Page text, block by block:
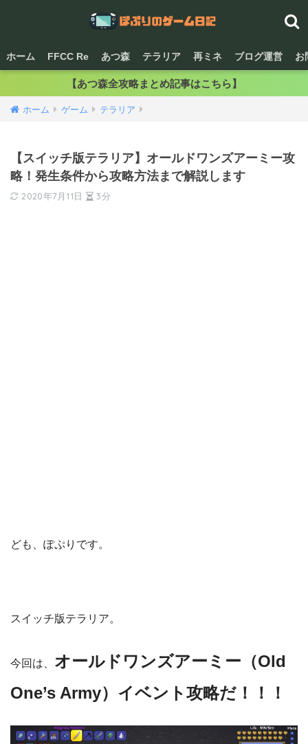
ホーム FFCC Re あつ森 テラリア 再ミネ ブログ運営 お
【あつ森全攻略まとめ記事はこちら】
ホーム ゲーム テラリア
【スイッチ版テラリア】オールドワンズアーミー攻
略！発生条件から攻略方法まで解説します
2020年7月11日 3分
ども、ぽぷりです。
スイッチ版テラリア。
今回は、 オールドワンズアーミー（Old
One’s Army）イベント攻略だ！！！